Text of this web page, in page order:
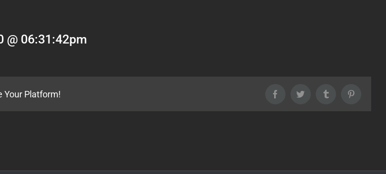
@ 06:31:42pm
Your Platform! FacebookTwitter Tumblr